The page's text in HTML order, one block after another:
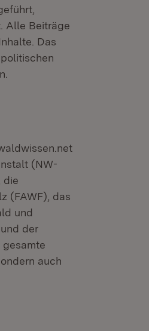
Alle Beiträge
Das
(NW-
die
(FAWF), das
und
der
auch